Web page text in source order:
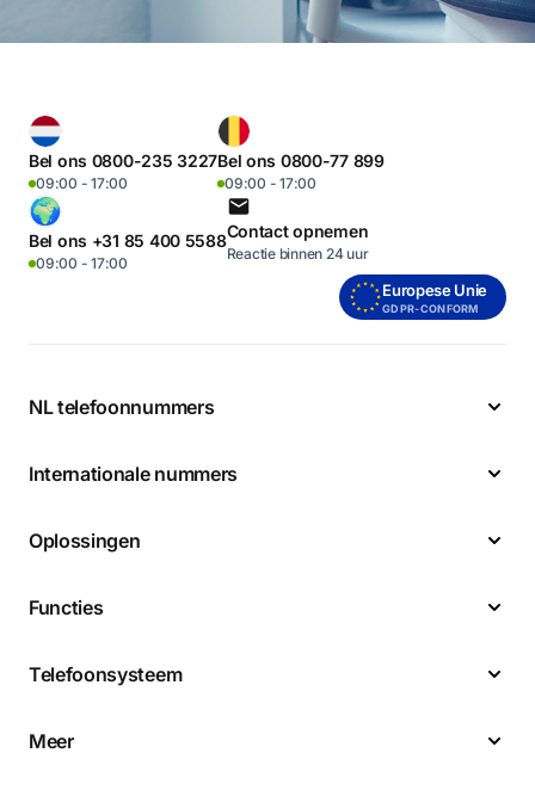
Bel ons 0800-235 3227
09:00 - 17:00
Bel ons 0800-77 899
09:00 - 17:00
Bel ons +31 85 400 5588
09:00 - 17:00
Contact opnemen
Reactie binnen 24 uur
Europese Unie
GDPR-CONFORM
NL telefoonnummers
Internationale nummers
Oplossingen
Functies
Telefoonsysteem
Meer